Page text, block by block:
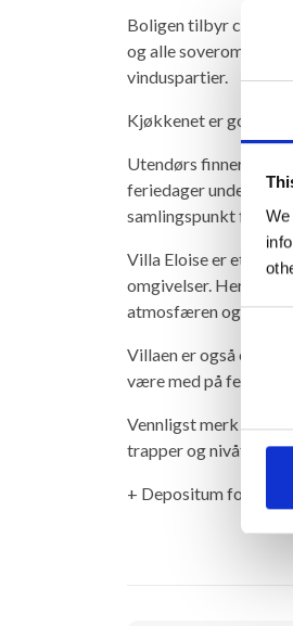
Boligen tilbyr ca. 200
og alle soverom er
vinduspartier.
Kjøkkenet er godt
Utendørs finner man
feriedager under den
samlingspunkt for
Villa Eloise er et
omgivelser. Her bor
atmosfæren og Sør-
Villaen er også et
være med på ferien.
Vennligst merk at
trapper og
+ Depositum for